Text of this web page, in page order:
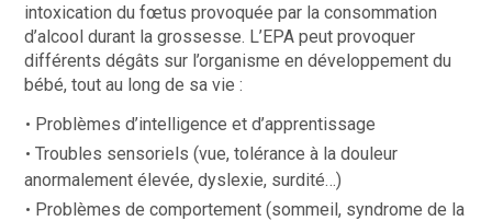
intoxication du fœtus provoquée par la consommation
d’alcool durant la grossesse. L’EPA peut provoquer
différents dégâts sur l’organisme en développement du
bébé, tout au long de sa vie :
Problèmes d’intelligence et d’apprentissage
Troubles sensoriels (vue, tolérance à la douleur
anormalement élevée, dyslexie, surdité…)
Problèmes de comportement (sommeil, syndrome de la